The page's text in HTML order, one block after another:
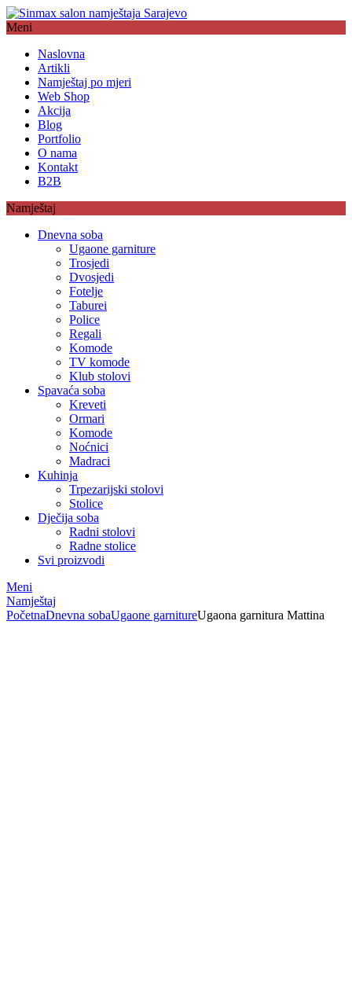
Meni
Naslovna
Artikli
Namještaj po mjeri
Web Shop
Akcija
Blog
Portfolio
O nama
Kontakt
B2B
Namještaj
Dnevna soba
Ugaone garniture
Trosjedi
Dvosjedi
Fotelje
Taburei
Police
Regali
Komode
TV komode
Klub stolovi
Spavaća soba
Kreveti
Ormari
Komode
Noćnici
Madraci
Kuhinja
Trpezarijski stolovi
Stolice
Dječija soba
Radni stolovi
Radne stolice
Svi proizvodi
Meni
Namještaj
PočetnaDnevna sobaUgaone garnitureUgaona garnitura Mattina